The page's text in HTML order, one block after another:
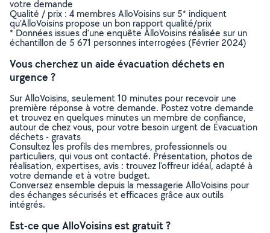
votre demande
Qualité / prix : 4 membres AlloVoisins sur 5* indiquent
qu’AlloVoisins propose un bon rapport qualité/prix
* Données issues d’une enquête AlloVoisins réalisée sur un
échantillon de 5 671 personnes interrogées (Février 2024)
Vous cherchez un aide évacuation déchets en
urgence ?
Sur AlloVoisins, seulement 10 minutes pour recevoir une
première réponse à votre demande. Postez votre demande
et trouvez en quelques minutes un membre de confiance,
autour de chez vous, pour votre besoin urgent de Évacuation
déchets - gravats
Consultez les profils des membres, professionnels ou
particuliers, qui vous ont contacté. Présentation, photos de
réalisation, expertises, avis : trouvez l'offreur idéal, adapté à
votre demande et à votre budget.
Conversez ensemble depuis la messagerie AlloVoisins pour
des échanges sécurisés et efficaces grâce aux outils
intégrés.
Est-ce que AlloVoisins est gratuit ?